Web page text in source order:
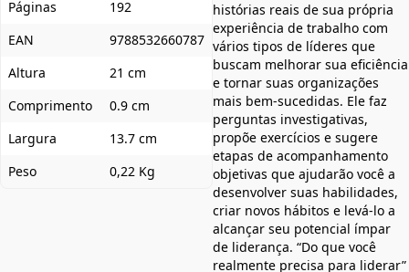
Páginas
192
EAN
9788532660787
Altura
21 cm
Comprimento
0.9 cm
Largura
13.7 cm
Peso
0,22 Kg
histórias reais de sua própria
experiência de trabalho com
vários tipos de líderes que
buscam melhorar sua eficiência
e tornar suas organizações
mais bem-sucedidas. Ele faz
perguntas investigativas,
propõe exercícios e sugere
etapas de acompanhamento
objetivas que ajudarão você a
desenvolver suas habilidades,
criar novos hábitos e levá-lo a
alcançar seu potencial ímpar
de liderança. “Do que você
realmente precisa para liderar”